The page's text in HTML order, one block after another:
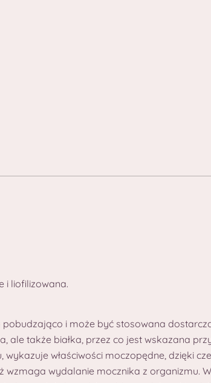
i liofilizowana.
pobudzająco i może być stosowana
ale także białka, przez co jest wskazana
właściwości moczopędne, dzięki
wydalanie mocznika z organizmu.